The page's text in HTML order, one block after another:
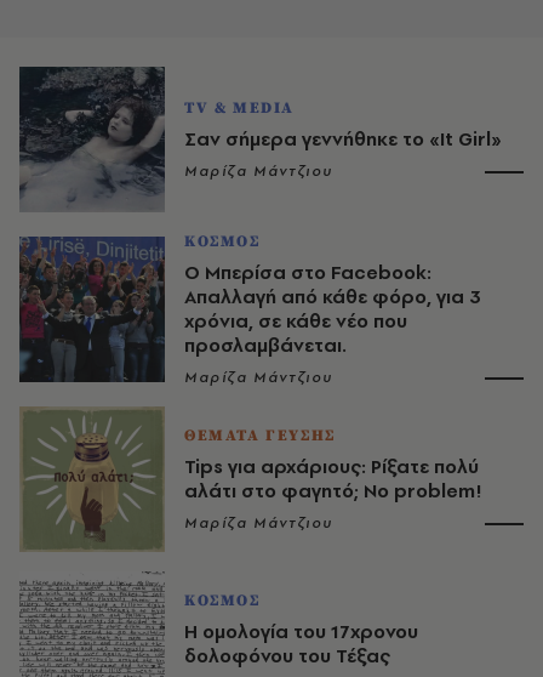
TV & MEDIA
Σαν σήμερα γεννήθηκε το «It Girl»
Μαρίζα Μάντζιου
ΚΟΣΜΟΣ
Ο Μπερίσα στο Facebook:
Απαλλαγή από κάθε φόρο, για 3
χρόνια, σε κάθε νέο που
προσλαμβάνεται.
Μαρίζα Μάντζιου
ΘΕΜΑΤΑ ΓΕΥΣΗΣ
Tips για αρχάριους: Ρίξατε πολύ
αλάτι στο φαγητό; No problem!
Μαρίζα Μάντζιου
ΚΟΣΜΟΣ
H ομολογία του 17χρονου
δολοφόνου του Τέξας